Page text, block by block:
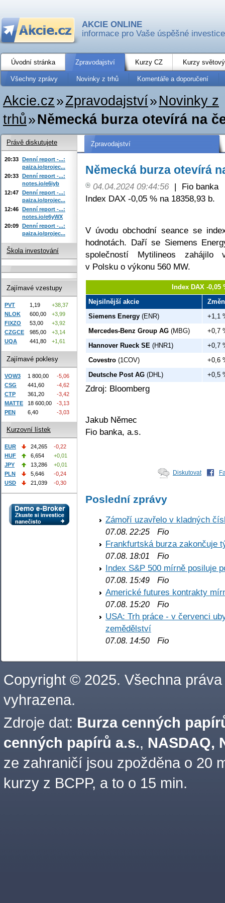
AKCIE ONLINE
informace pro Vaše úspěšné investice
Úvodní stránka Zpravodajství Kurzy CZ Kurzy
Všechny zprávy Novinky z trhů Komentáře a doporučení
Akcie.cz»Zpravodajství» Novinky z
trhů»Německá burza otevírá na
Zpravodajství
Německá burza otevírá
04.04.2024 09:44:56 |
Fio banka
Index DAX -0,05 % na 18358,93 b.
V úvodu obchodní seance se
hodnotách. Daří se Siemens
společností Mytilineos zahájilo
v Polsku o výkonu 560 MW.
Index DAX -0,05
Nejsilnější akcie
Siemens Energy (ENR)
+1,1
Mercedes-Benz Group AG (MBG)
+0,7
Hannover Rueck SE (HNR1)
+0,7
Covestro (1COV)
+0,6
Deutsche Post AG (DHL) +0,5
Zdroj: Bloomberg
Jakub Němec
Fio banka, a.s.
Diskutovat
Poslední zprávy
Zámoří uzavřelo v kladných
07.08. 22:25 Fio
Frankfurtská burza zakončuje
07.08. 18:01
Fio
Index S&P 500 mírně posiluje
07.08. 15:49 Fio
Americké futures kontrakty
07.08. 15:20 Fio
USA: Trh práce - v červenci
zemědělství
07.08. 14:50 Fio
Právě diskutujete
20:33 Denní report -...:
paiza.io/projec...
20:33 Denní report -...:
notes.io/e6iyb
12:47 Denní report -...:
paiza.io/projec...
12:46 Denní report -...:
notes.io/e6yWX
20:09 Denní report -...:
paiza.io/projec...
Škola investování
Zajímavé vzestupy
PVT 1,19
+38,37
NLOK
600,00
+3,99
FIXZO
53,00
+3,92
CZGCE
985,00
+3,14
UQA
441,80 +1,61
Zajímavé poklesy
VOW3 1 800,00
-5,06
CSG
441,60
-4,62
CTP
361,20
-3,42
MATTE
18 600,00
-3,13
PEN
6,40 -3,03
Kurzovní lístek
EUR 24,265
-0,22
HUF
6,654
+0,01
JPY
13,286
+0,01
PLN
5,646
-0,24
USD
21,039 -0,30
Copyright © 2025. Všechna práva
vyhrazena.
Zdroje dat: Burza cenných
cenných papírů a.s., NASDAQ,
ze zahraničí jsou zpožděna o 20
kurzy z BCPP, a to o 15 min.